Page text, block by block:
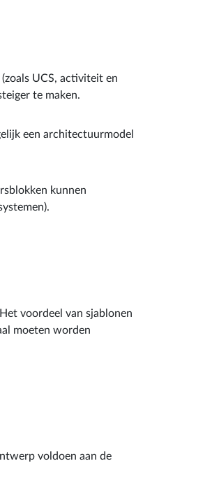
UCS, activiteit en
te maken.
een architectuurmodel
kunnen
voordeel van sjablonen
moeten worden
voldoen aan de